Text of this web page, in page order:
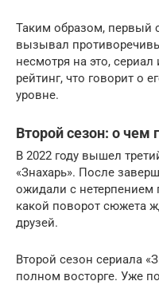
Таким образом, первый
вызывал
несмотря на это,
рейтинг, что говорит о
уровне.
Второй сезон: о чем
В 2022 году вышел
«Знахарь». После
ожидали с нетерпением
какой поворот сюжета
друзей.
Второй сезон сериала
полном восторге. Уже